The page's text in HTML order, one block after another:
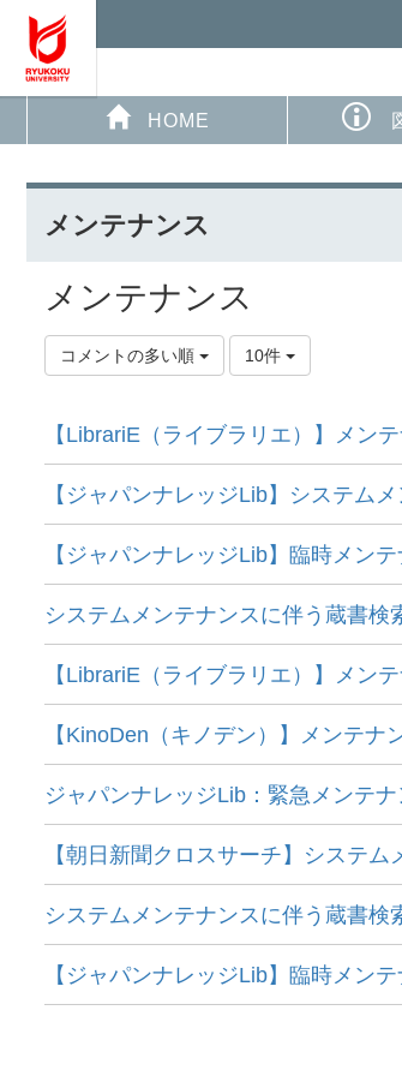
HOME
メンテナンス
メンテナンス
コメントの多い順 10件
【LibrariE（ライブラリエ）】メン
【ジャパンナレッジLib】システム
【ジャパンナレッジLib】臨時メン
システムメンテナンスに伴う蔵書検
【LibrariE（ライブラリエ）】メン
【KinoDen（キノデン）】メンテ
ジャパンナレッジLib：緊急メンテ
【朝日新聞クロスサーチ】システム
システムメンテナンスに伴う蔵書検
【ジャパンナレッジLib】臨時メン